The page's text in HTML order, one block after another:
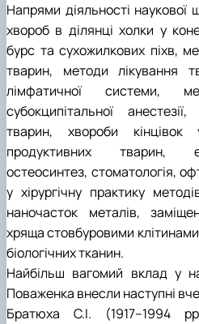
Напрями діяльності наукової
хвороб в ділянці холки у
бурс та сухожилкових піхв,
тварин, методи лікування
лімфатичної системи,
субокципітальної
тварин, хвороби
продуктивних тварин,
остеосинтез, стоматологія,
у хірургічну практику
наночасток металів,
хряща стовбуровими
біологічних тканин.
Найбільш вагомий вклад у
Поваженка внесли наступні
Братюха С.І. (1917–1994